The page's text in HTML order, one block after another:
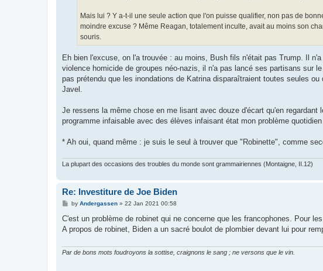
Mais lui ? Y a-t-il une seule action que l'on puisse qualifier, non pas de
moindre excuse ? Même Reagan, totalement inculte, avait au moins son
souris.
Eh bien l'excuse, on l'a trouvée : au moins, Bush fils n'était pas Trump. Il
violence homicide de groupes néo-nazis, il n'a pas lancé ses partisans sur
pas prétendu que les inondations de Katrina disparaîtraient toutes seules
Javel.
Je ressens la même chose en me lisant avec douze d'écart qu'en
programme infaisable avec des élèves infaisant état mon problème
* Ah oui, quand même : je suis le seul à trouver que "Robinette", comme
La plupart des occasions des troubles du monde sont grammairiennes (Montaigne, II.12)
Re: Investiture de Joe Biden
P
s
by Andergassen» 22 Jan 2021 00:58
C'est un problème de robinet qui ne concerne que les francophones. Pour
A propos de robinet, Biden a un sacré boulot de plombier devant lui pour
Par de bons mots foudroyons la sottise, craignons le sang ; ne versons que le vin.